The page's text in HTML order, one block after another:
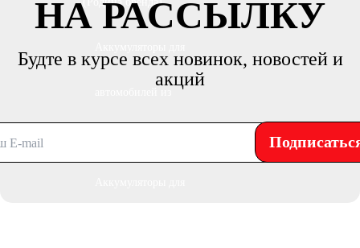
НА РАССЫЛКУ
Будте в курсе всех новинок, новостей и
акций